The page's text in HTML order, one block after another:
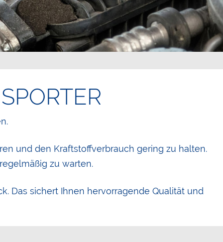
und den Kraftstoffverbrauch gering zu halten.
zu warten.
Das sichert Ihnen hervorragende Qualität und